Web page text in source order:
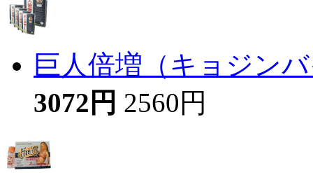
巨人倍増（キョジン
3072円 2560円